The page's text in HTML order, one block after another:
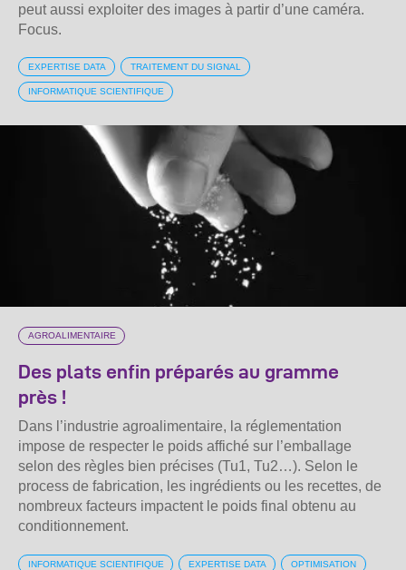
peut aussi exploiter des images à partir d’une caméra.
Focus.
EXPERTISE DATA TRAITEMENT DU SIGNAL
INFORMATIQUE SCIENTIFIQUE
AGROALIMENTAIRE
Des plats enfin préparés au gramme
près !
Dans l’industrie agroalimentaire, la réglementation
impose de respecter le poids affiché sur l’emballage
selon des règles bien précises (Tu1, Tu2…). Selon le
process de fabrication, les ingrédients ou les recettes, de
nombreux facteurs impactent le poids final obtenu au
conditionnement.
INFORMATIQUE SCIENTIFIQUE EXPERTISE DATA OPTIMISATION